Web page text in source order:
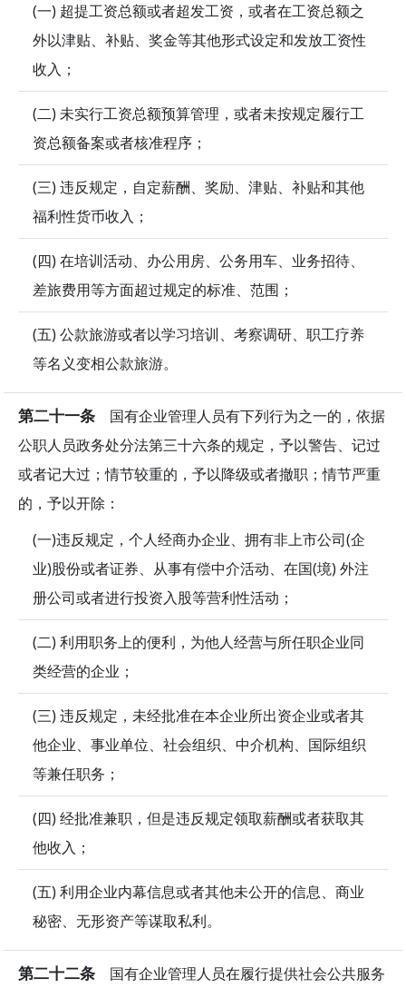
(一) 超提工资总额或者超发工资，或者在工资总额之
外以津贴、补贴、奖金等其他形式设定和发放工资性
收入；
(二) 未实行工资总额预算管理，或者未按规定履行工
资总额备案或者核准程序；
(三) 违反规定，自定薪酬、奖励、津贴、补贴和其他
福利性货币收入；
(四) 在培训活动、办公用房、公务用车、业务招待、
差旅费用等方面超过规定的标准、范围；
(五) 公款旅游或者以学习培训、考察调研、职工疗养
等名义变相公款旅游。
第二十一条 国有企业管理人员有下列行为之一的，依据
公职人员政务处分法第三十六条的规定，予以警告、记过
或者记大过；情节较重的，予以降级或者撤职；情节严重
的，予以开除：
(一)违反规定，个人经商办企业、拥有非上市公司(企
业)股份或者证券、从事有偿中介活动、在国(境) 外注
册公司或者进行投资入股等营利性活动；
(二) 利用职务上的便利，为他人经营与所任职企业同
类经营的企业；
(三) 违反规定，未经批准在本企业所出资企业或者其
他企业、事业单位、社会组织、中介机构、国际组织
等兼任职务；
(四) 经批准兼职，但是违反规定领取薪酬或者获取其
他收入；
(五) 利用企业内幕信息或者其他未公开的信息、商业
秘密、无形资产等谋取私利。
第二十二条 国有企业管理人员在履行提供社会公共服务